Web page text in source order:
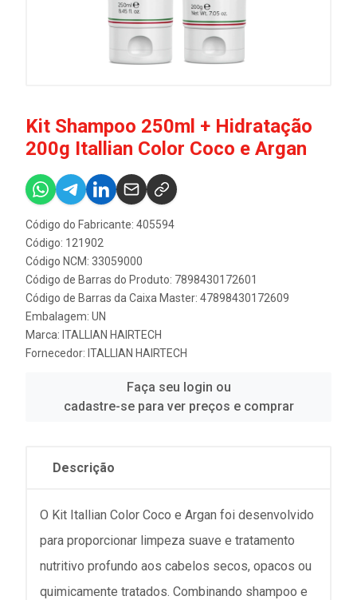
Kit Shampoo 250ml + Hidratação
200g Itallian Color Coco e Argan
Código do Fabricante: 405594
Código: 121902
Código NCM: 33059000
Código de Barras do Produto: 7898430172601
Código de Barras da Caixa Master: 47898430172609
Embalagem: UN
Marca: ITALLIAN HAIRTECH
Fornecedor: ITALLIAN HAIRTECH
Faça seu login ou
cadastre-se para ver preços e comprar
Descrição
O Kit Itallian Color Coco e Argan foi desenvolvido
para proporcionar limpeza suave e tratamento
nutritivo profundo aos cabelos secos, opacos ou
quimicamente tratados. Combinando shampoo e